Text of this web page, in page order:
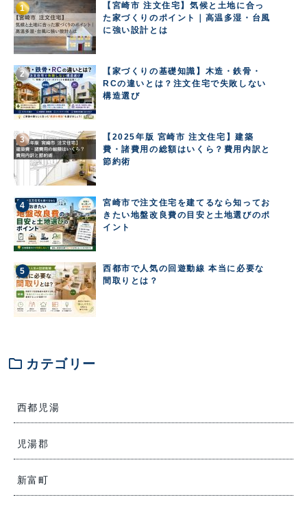
【宮崎市 注文住宅】気候と土地に合っ
た家づくりのポイント｜高温多湿・台風
に強い設計とは
【家づくりの基礎知識】木造・鉄骨・
RCの違いとは？注文住宅で失敗しない
構造選び
【2025年版 宮崎市 注文住宅】建築
費・諸費用の総額はいくら？費用内訳と
節約術
宮崎市で注文住宅を建てるなら知ってお
きたい地盤改良費の目安と土地選びのポ
イント
西都市で人気の回遊動線 本当に必要な
間取りとは？
folder カテゴリー
西都児湯
児湯郡
新富町